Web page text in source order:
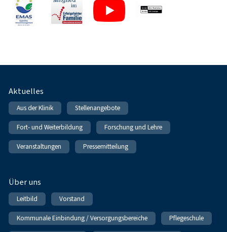
Fußnavigation
Aktuelles
Aus der Klinik Stellenangebote
Fort- und Weiterbildung Forschung und Lehre
Veranstaltungen Pressemitteilung
Über uns
Leitbild Vorstand
Kommunale Einbindung / Versorgungsbereiche Pflegeschule